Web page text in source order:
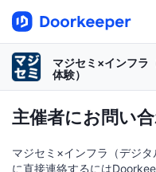
マジセミ×インフラ
体験）
主催者にお問い
マジセミ×インフラ（デジ
に直接連絡するには